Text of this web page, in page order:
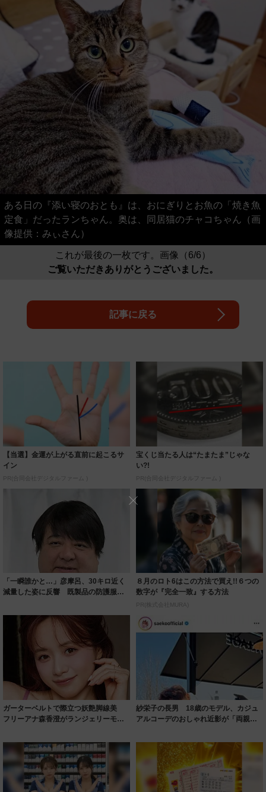
ある日の『添い寝のおとも』は、おにぎりとお魚の「焼き魚
定食」だったランちゃん。奥は、同居猫のチャコちゃん（画
像提供：みぃさん）
これが最後の一枚です。画像（6/6）
ご覧いただきありがとうございました。
記事に戻る
【当選】金運が上がる直前に起こるサ
イン
PR(合同会社デジタルファーム )
宝くじ当たる人は“たまたま”じゃな
い?!
PR(合同会社デジタルファーム )
「一瞬誰かと…」彦摩呂、30キロ近く
減量した姿に反響 既製品の防護服が
８月のロト6はこの方法で買え!!６つの
数字が『完全一致』する方法
PR(株式会社MURA)
ガーターベルトで際立つ妖艶脚線美
フリーアナ森香澄がランジェリーモデ
紗栄子の長男 18歳のモデル、カジュ
アルコーデのおしゃれ近影が「両親の